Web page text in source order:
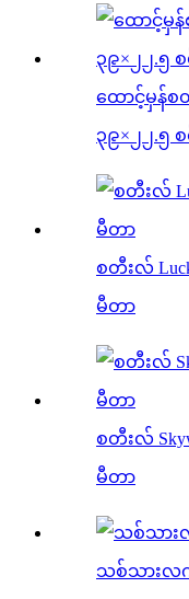
ထောင့်မှန်
၃၉×၂၂.၅
စတီးလ်
မီတာ
စတီးလ်
မီတာ
သစ်သားလက်